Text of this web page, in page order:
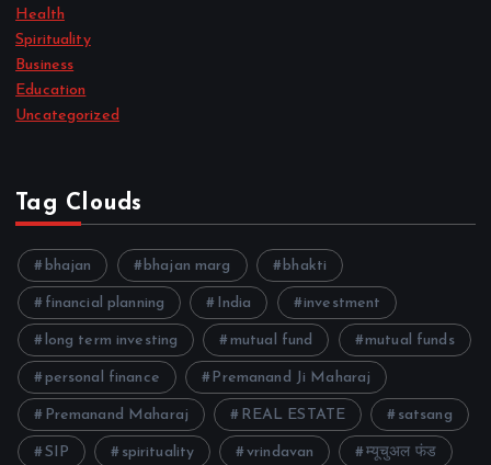
Health
Spirituality
Business
Education
Uncategorized
Tag Clouds
bhajan bhajan marg bhakti
financial planning India investment
long term investing mutual fund mutual funds
personal finance Premanand Ji Maharaj
Premanand Maharaj REAL ESTATE satsang
SIP spirituality vrindavan म्यूचुअल फंड